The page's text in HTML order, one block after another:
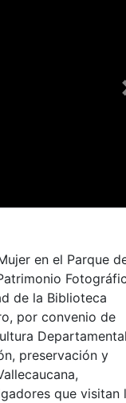
en el Parque
de la Biblioteca
por convenio de
preservación y
que visitan